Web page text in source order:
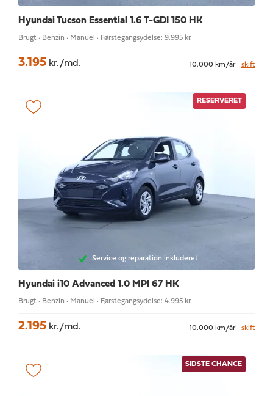
Hyundai Tucson Essential 1.6 T-GDI 150 HK
Brugt · Benzin · Manuel · Førstegangsydelse: 9.995 kr.
3.195 kr./md. 10.000 km/år skift
RESERVERET
Service og reparation inkluderet
Hyundai i10 Advanced 1.0 MPI 67 HK
Brugt · Benzin · Manuel · Førstegangsydelse: 4.995 kr.
2.195 kr./md. 10.000 km/år skift
SIDSTE CHANCE